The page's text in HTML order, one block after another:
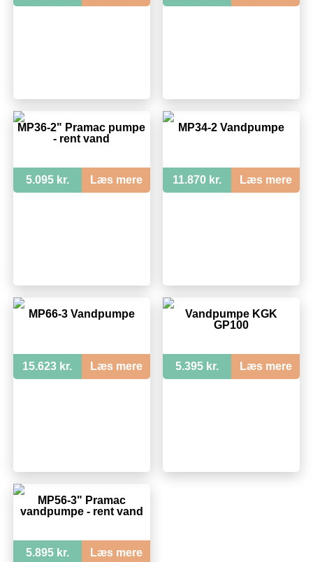
MP36-2" Pramac pumpe
- rent vand
5.095 kr. Læs mere
MP34-2 Vandpumpe
11.870 kr. Læs mere
MP66-3 Vandpumpe
15.623 kr. Læs mere
Vandpumpe KGK
GP100
5.395 kr. Læs mere
MP56-3" Pramac
vandpumpe - rent vand
5.895 kr. Læs mere